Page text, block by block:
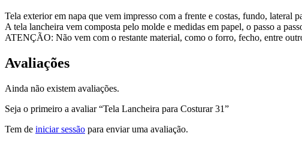
Tela exterior em napa que vem impresso com a frente e costas, fundo, lateral
A tela lancheira vem composta pelo molde e medidas em papel, o passo a
ATENÇÃO: Não vem com o restante material, como o forro, fecho, entre
Avaliações
Ainda não existem avaliações.
Seja o primeiro a avaliar “Tela Lancheira para Costurar 31”
Tem de iniciar sessão para enviar uma avaliação.